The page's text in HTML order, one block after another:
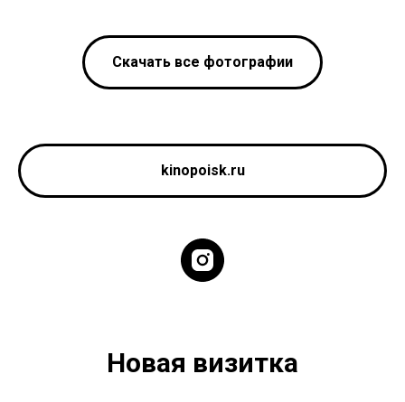
Скачать все фотографии
kinopoisk.ru
Новая визитка